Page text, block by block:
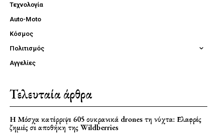
Τεχνολογία
Auto-Moto
Κόσμος
Πολιτισμός
Αγγελίες
Τελευταία άρθρα
Η Μόσχα κατέρριψε 605 ουκρανικά drones τη νύχτα: Ελαφρές
ζημιές σε αποθήκη της Wildberries